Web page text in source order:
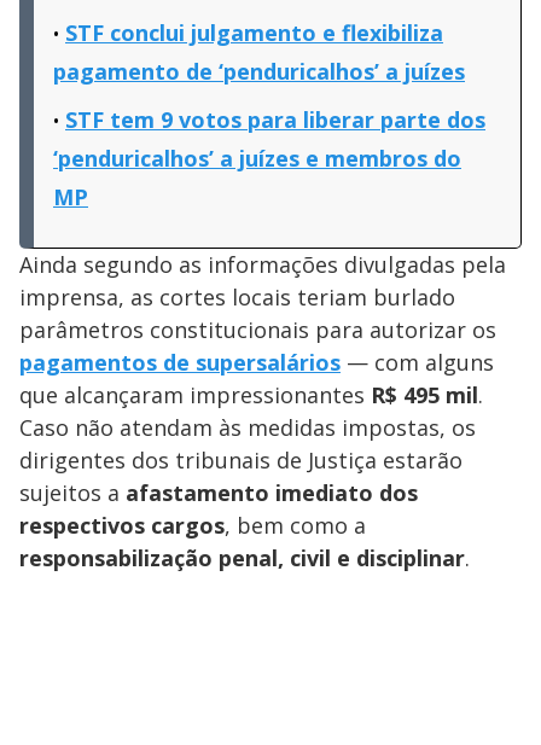
STF conclui julgamento e flexibiliza
pagamento de ‘penduricalhos’ a juízes
STF tem 9 votos para liberar parte dos
‘penduricalhos’ a juízes e membros do
MP
Ainda segundo as informações divulgadas pela
imprensa, as cortes locais teriam burlado
parâmetros constitucionais para autorizar os
pagamentos de supersalários — com alguns
que alcançaram impressionantes R$ 495 mil.
Caso não atendam às medidas impostas, os
dirigentes dos tribunais de Justiça estarão
sujeitos a afastamento imediato dos
respectivos cargos, bem como a
responsabilização penal, civil e disciplinar.